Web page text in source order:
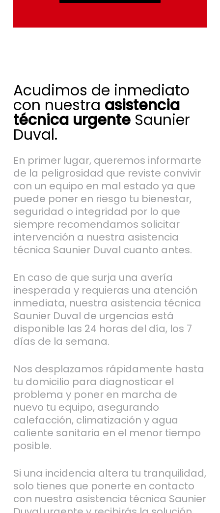
Acudimos de inmediato
con nuestra asistencia
técnica urgenteSaunier
Duval.
En primer lugar, queremos informarte
de la peligrosidad que reviste convivir
con un equipo en mal estado ya que
puede poner en riesgo tu bienestar,
seguridad o integridad por lo que
siempre recomendamos solicitar
intervención a nuestra asistencia
técnica Saunier Duval cuanto antes.
En caso de que surja una avería
inesperada y requieras una atención
inmediata, nuestra asistencia técnica
Saunier Duval de urgencias está
disponible las 24 horas del día, los 7
días de la semana.
Nos desplazamos rápidamente hasta
tu domicilio para diagnosticar el
problema y poner en marcha de
nuevo tu equipo, asegurando
calefacción, climatización y agua
caliente sanitaria en el menor tiempo
posible.
Si una incidencia altera tu tranquilidad,
solo tienes que ponerte en contacto
con nuestra asistencia técnica Saunier